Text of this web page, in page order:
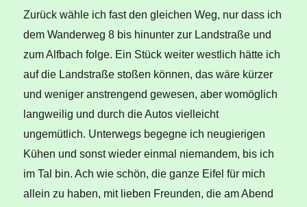
Zurück wähle ich fast den gleichen Weg, nur dass ich
dem Wanderweg 8 bis hinunter zur Landstraße und
zum Alfbach folge. Ein Stück weiter westlich hätte ich
auf die Landstraße stoßen können, das wäre kürzer
und weniger anstrengend gewesen, aber womöglich
langweilig und durch die Autos vielleicht
ungemütlich. Unterwegs begegne ich neugierigen
Kühen und sonst wieder einmal niemandem, bis ich
im Tal bin. Ach wie schön, die ganze Eifel für mich
allein zu haben, mit lieben Freunden, die am Abend